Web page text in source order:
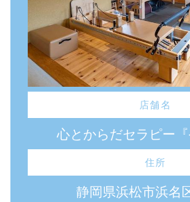
店舗名
心とからだセラピー『
住所
静岡県浜松市浜名